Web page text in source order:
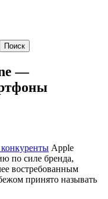
—
Apple
по силе бренда,
востребованным
принято называть